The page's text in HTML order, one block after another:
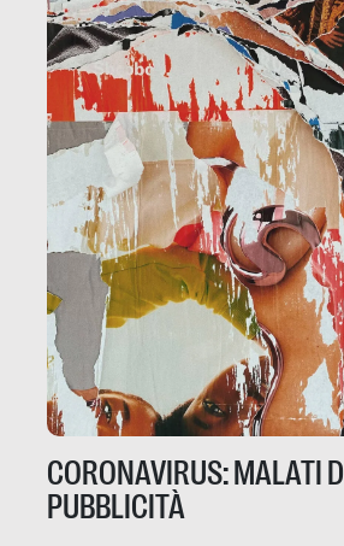
CORONAVIRUS: MALATI DI
PUBBLICITÀ